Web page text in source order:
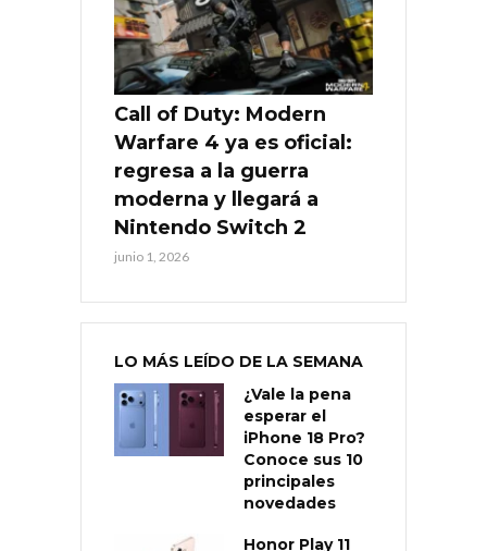
Call of Duty: Modern
Warfare 4 ya es oficial:
regresa a la guerra
moderna y llegará a
Nintendo Switch 2
junio 1, 2026
LO MÁS LEÍDO DE LA SEMANA
¿Vale la pena
esperar el
iPhone 18 Pro?
Conoce sus 10
principales
novedades
Honor Play 11